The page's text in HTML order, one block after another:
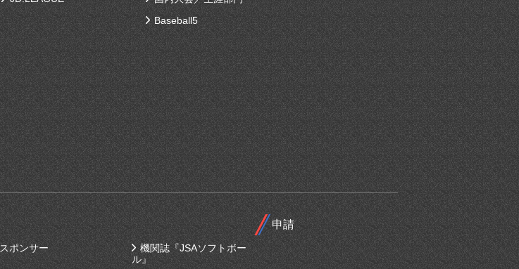
Baseball5
スポンサー
機関誌『JSAソフトボー
ル』
申請